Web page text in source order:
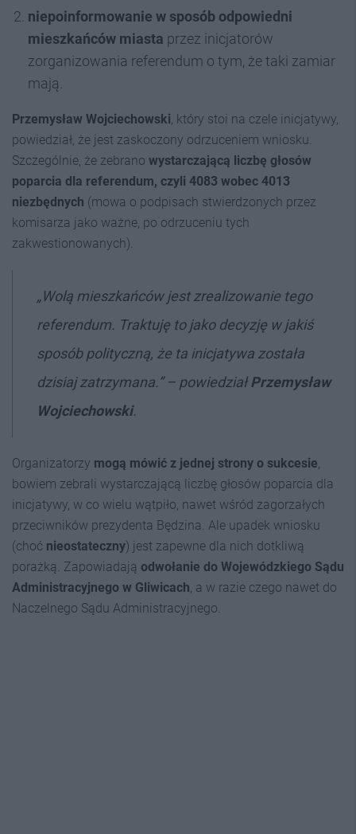
niepoinformowanie w sposób odpowiedni
mieszkańców miasta przez inicjatorów
zorganizowania referendum o tym, że taki zamiar
mają.
Przemysław Wojciechowski, który stoi na czele inicjatywy,
powiedział, że jest zaskoczony odrzuceniem wniosku.
Szczególnie, że zebrano wystarczającą liczbę głosów
poparcia dla referendum, czyli 4083 wobec 4013
niezbędnych (mowa o podpisach stwierdzonych przez
komisarza jako ważne, po odrzuceniu tych
zakwestionowanych).
„Wolą mieszkańców jest zrealizowanie tego
referendum. Traktuję to jako decyzję w jakiś
sposób polityczną, że ta inicjatywa została
dzisiaj zatrzymana.” – powiedziałPrzemysław
Wojciechowski.
Organizatorzy mogą mówić z jednej strony o sukcesie,
bowiem zebrali wystarczającą liczbę głosów poparcia dla
inicjatywy, w co wielu wątpiło, nawet wśród zagorzałych
przeciwników prezydenta Będzina. Ale upadek wniosku
(choć nieostateczny) jest zapewne dla nich dotkliwą
porażką. Zapowiadają odwołanie do Wojewódzkiego Sądu
Administracyjnego w Gliwicach, a w razie czego nawet do
Naczelnego Sądu Administracyjnego.